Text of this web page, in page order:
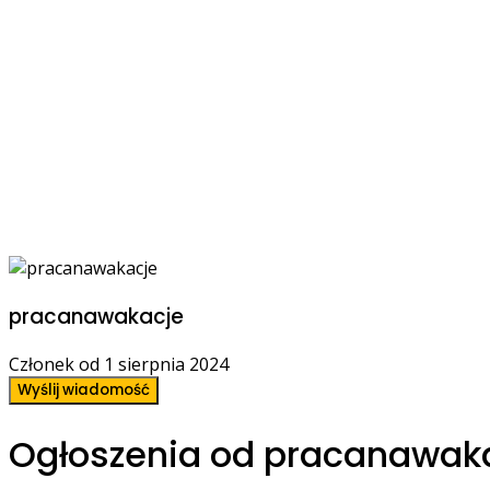
pracanawakacje
Członek od 1 sierpnia 2024
Wyślij wiadomość
Ogłoszenia od